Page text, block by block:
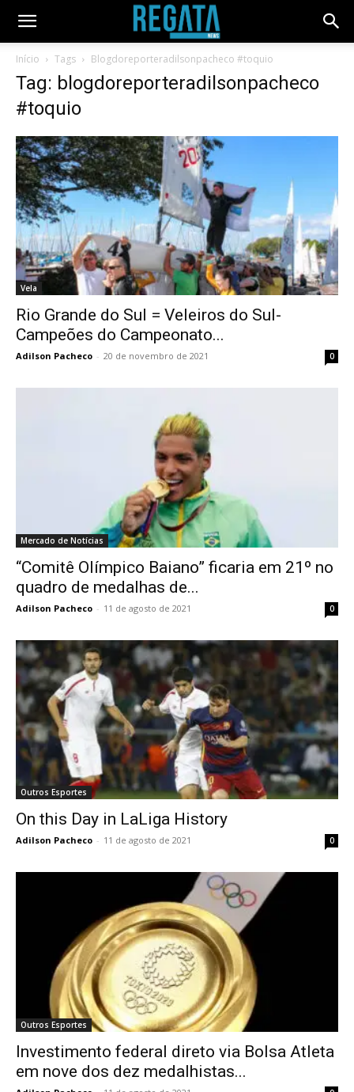
Início Tags Blogdoreporteradilsonpacheco #toquio
Tag: blogdoreporteradilsonpacheco
#toquio
Vela
Rio Grande do Sul = Veleiros do Sul-
Campeões do Campeonato...
Adilson Pacheco - 20 de novembro de 2021 0
Mercado de Notícias
“Comitê Olímpico Baiano” ficaria em 21º no
quadro de medalhas de...
Adilson Pacheco - 11 de agosto de 2021 0
Outros Esportes
On this Day in LaLiga History
Adilson Pacheco - 11 de agosto de 2021 0
Outros Esportes
Investimento federal direto via Bolsa Atleta
em nove dos dez medalhistas...